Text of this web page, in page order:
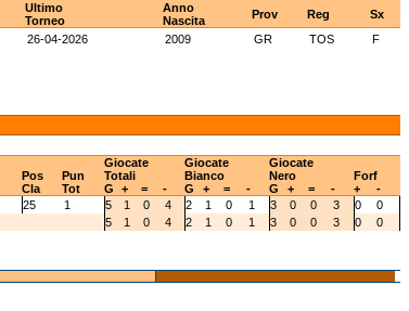
Ultimo
Torneo
Anno
Nascita
Prov Reg
Sx
26-04-2026 2009 GR TOS
F
Pos Pun
Giocate
Totali
Giocate
Bianco
Giocate
Nero
Forf
Cla Tot G + = - G + = - G + = - +
-
25 1 5 1 0 4 2 1 0 1 3 0 0 3 0
0
5
1 0 4 2 1 0 1 3 0 0 3 0 0